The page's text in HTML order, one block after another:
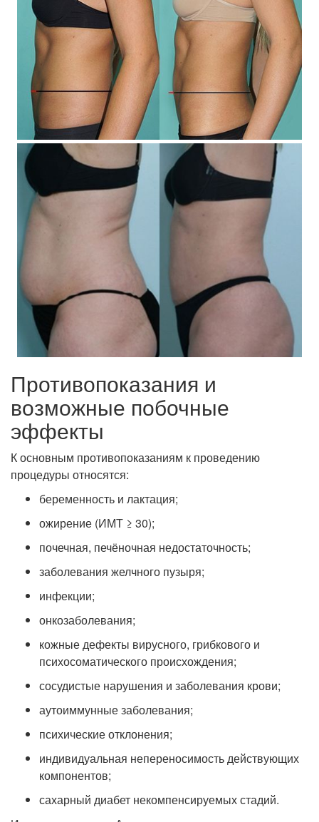
Противопоказания и
возможные побочные
эффекты
К основным противопоказаниям к проведению
процедуры относятся:
беременность и лактация;
ожирение (ИМТ ≥ 30);
почечная, печёночная недостаточность;
заболевания желчного пузыря;
инфекции;
онкозаболевания;
кожные дефекты вирусного, грибкового и
психосоматического происхождения;
сосудистые нарушения и заболевания крови;
аутоиммунные заболевания;
психические отклонения;
индивидуальная непереносимость действующих
компонентов;
сахарный диабет некомпенсируемых стадий.